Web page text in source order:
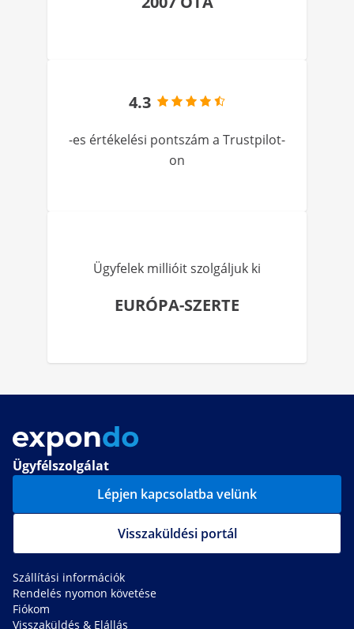
4.3
-es értékelési pontszám a Trustpilot-
on
Ügyfelek millióit szolgáljuk ki
EURÓPA-SZERTE
Ügyfélszolgálat
Lépjen kapcsolatba velünk
Visszaküldési portál
Szállítási információk
Rendelés nyomon követése
Fiókom
Visszaküldés & Elállás